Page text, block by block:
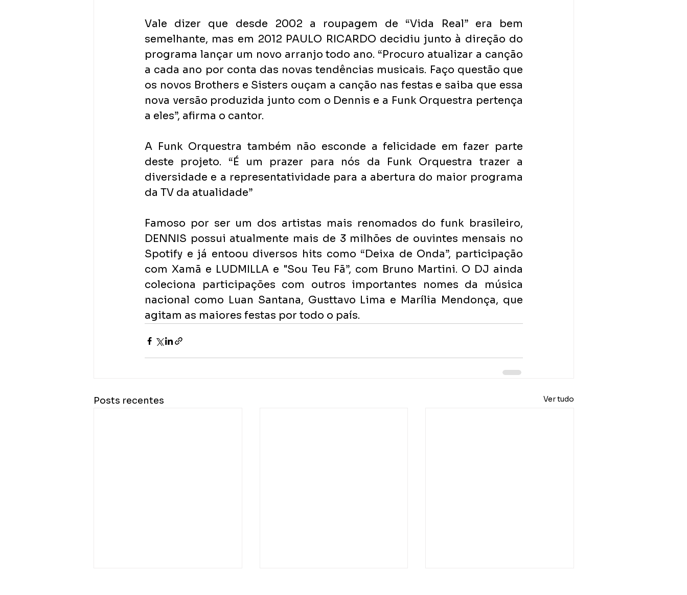
Vale dizer que desde 2002 a roupagem de “Vida Real” era bem
semelhante, mas em 2012 PAULO RICARDO decidiu junto à direção do
programa lançar um novo arranjo todo ano. “Procuro atualizar a canção
a cada ano por conta das novas tendências musicais. Faço questão que
os novos Brothers e Sisters ouçam a canção nas festas e saiba que essa
nova versão produzida junto com o Dennis e a Funk Orquestra pertença
a eles”, afirma o cantor.
A Funk Orquestra também não esconde a felicidade em fazer parte
deste projeto. “É um prazer para nós da Funk Orquestra trazer a
diversidade e a representatividade para a abertura do maior programa
da TV da atualidade”
Famoso por ser um dos artistas mais renomados do funk brasileiro,
DENNIS possui atualmente mais de 3 milhões de ouvintes mensais no
Spotify e já entoou diversos hits como “Deixa de Onda”, participação
com Xamã e LUDMILLA e "Sou Teu Fã”, com Bruno Martini. O DJ ainda
coleciona participações com outros importantes nomes da música
nacional como Luan Santana, Gusttavo Lima e Marília Mendonça, que
agitam as maiores festas por todo o país.
Posts recentes Ver tudo